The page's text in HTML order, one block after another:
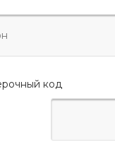
код